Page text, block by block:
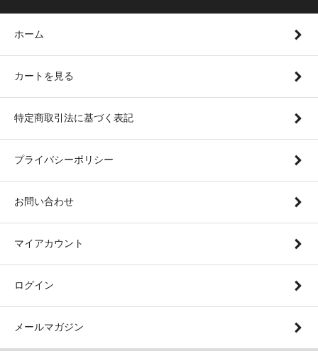
ホーム
カートを見る
特定商取引法に基づく表記
プライバシーポリシー
お問い合わせ
マイアカウント
ログイン
メールマガジン